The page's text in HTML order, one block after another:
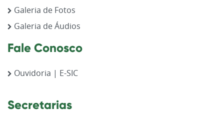
Galeria de Fotos
Galeria de Áudios
Fale Conosco
Ouvidoria | E-SIC
Secretarias